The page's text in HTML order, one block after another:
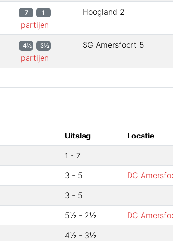
7 1
partijen
Hoogland 2
4½ 3½
partijen
SG Amersfoort 5
Uitslag Locatie
1 - 7
3 - 5 DC
3 - 5
5½ - 2½ DC
4½ - 3½